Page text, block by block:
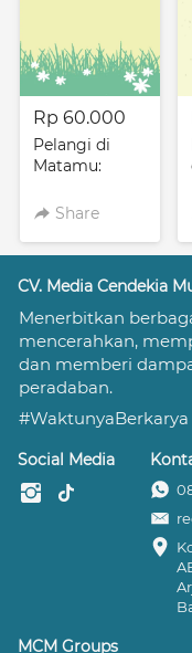
Rp 60.000
Pelangi di
Matamu:
Cerita Pendek
Share
CV. Media Cendekia
Menerbitkan
mencerahkan,
dan memberi
peradaban.
#WaktunyaBerkarya
Social Media
MCM Groups